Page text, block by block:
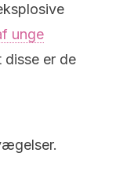
unge
disse er de